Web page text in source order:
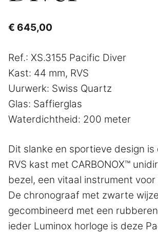
€ 645,00
Ref.: XS.3155 Pacific Diver
Kast: 44 mm, RVS
Uurwerk: Swiss Quartz
Glas: Saffierglas
Waterdichtheid: 200 meter
Dit slanke en sportieve design is
RVS kast met CARBONOX™
bezel, een vitaal instrument
De chronograaf met zwarte
gecombineerd met een
ieder Luminox horloge is deze